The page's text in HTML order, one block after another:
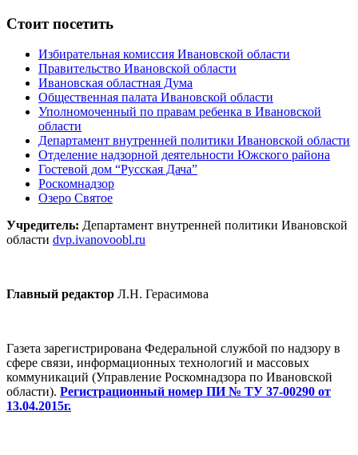
Стоит посетить
Избирательная комиссия Ивановской области
Правительство Ивановской области
Ивановская областная Дума
Общественная палата Ивановской области
Уполномоченный по правам ребенка в Ивановской
области
Департамент внутренней политики Ивановской области
Отделение надзорной деятельности Южского района
Гостевой дом “Русская Дача”
Роскомнадзор
Озеро Святое
Учредитель: Департамент внутренней политики Ивановской
области dvp.ivanovoobl.ru
Главный редактор Л.Н. Герасимова
Газета зарегистрирована Федеральной службой по надзору в
сфере связи, информационных технологий и массовых
коммуникаций (Управление Роскомнадзора по Ивановской
области). Регистрационный номер ПИ № ТУ 37-00290 от
13.04.2015г.